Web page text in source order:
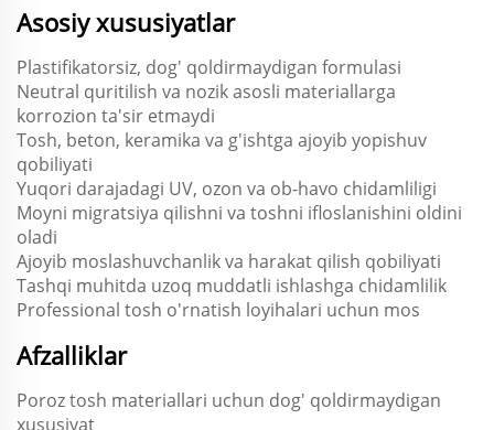
Asosiy xususiyatlar
Plastifikatorsiz, dog' qoldirmaydigan formulasi
Neutral quritilish va nozik asosli materiallarga
korrozion ta'sir etmaydi
Tosh, beton, keramika va g'ishtga ajoyib yopishuv
qobiliyati
Yuqori darajadagi UV, ozon va ob-havo chidamliligi
Moyni migratsiya qilishni va toshni ifloslanishini oldini
oladi
Ajoyib moslashuvchanlik va harakat qilish qobiliyati
Tashqi muhitda uzoq muddatli ishlashga chidamlilik
Professional tosh o'rnatish loyihalari uchun mos
Afzalliklar
Poroz tosh materiallari uchun dog' qoldirmaydigan
xususiyat